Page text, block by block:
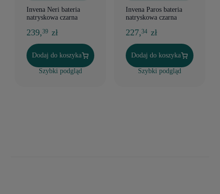
Invena Neri bateria
natryskowa czarna
239,39 zł
Dodaj do koszyka
Szybki podgląd
Invena Paros bateria
natryskowa czarna
227,34 zł
Dodaj do koszyka
Szybki podgląd